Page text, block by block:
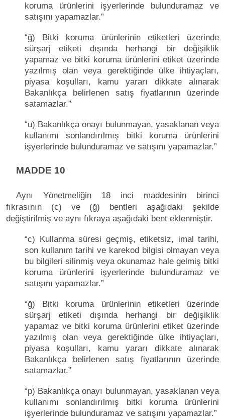
koruma ürünlerini işyerlerinde bulunduramaz ve
satışını yapamazlar.”
“ğ) Bitki koruma ürünlerinin etiketleri üzerinde
sürşarj etiketi dışında herhangi bir değişiklik
yapamaz ve bitki koruma ürünlerini etiket üzerinde
yazılmış olan veya gerektiğinde ülke ihtiyaçları,
piyasa koşulları, kamu yararı dikkate alınarak
Bakanlıkça belirlenen satış fiyatlarının üzerinde
satamazlar.”
“u) Bakanlıkça onayı bulunmayan, yasaklanan veya
kullanımı sonlandırılmış bitki koruma ürünlerini
işyerlerinde bulunduramaz ve satışını yapamazlar.”
MADDE 10
Aynı Yönetmeliğin 18 inci maddesinin birinci
fıkrasının (c) ve (ğ) bentleri aşağıdaki şekilde
değiştirilmiş ve aynı fıkraya aşağıdaki bent eklenmiştir.
“c) Kullanma süresi geçmiş, etiketsiz, imal tarihi,
son kullanım tarihi ve karekod bilgisi olmayan veya
bu bilgileri silinmiş veya okunamaz hale gelmiş bitki
koruma ürünlerini işyerlerinde bulunduramaz ve
satışını yapamazlar.”
“ğ) Bitki koruma ürünlerinin etiketleri üzerinde
sürşarj etiketi dışında herhangi bir değişiklik
yapamaz ve bitki koruma ürünlerini etiket üzerinde
yazılmış olan veya gerektiğinde ülke ihtiyaçları,
piyasa koşulları, kamu yararı dikkate alınarak
Bakanlıkça belirlenen satış fiyatlarının üzerinde
satamazlar.”
“p) Bakanlıkça onayı bulunmayan, yasaklanan veya
kullanımı sonlandırılmış bitki koruma ürünlerini
işyerlerinde bulunduramaz ve satışını yapamazlar.”